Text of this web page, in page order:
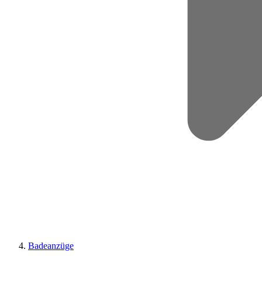
Badeanzüge